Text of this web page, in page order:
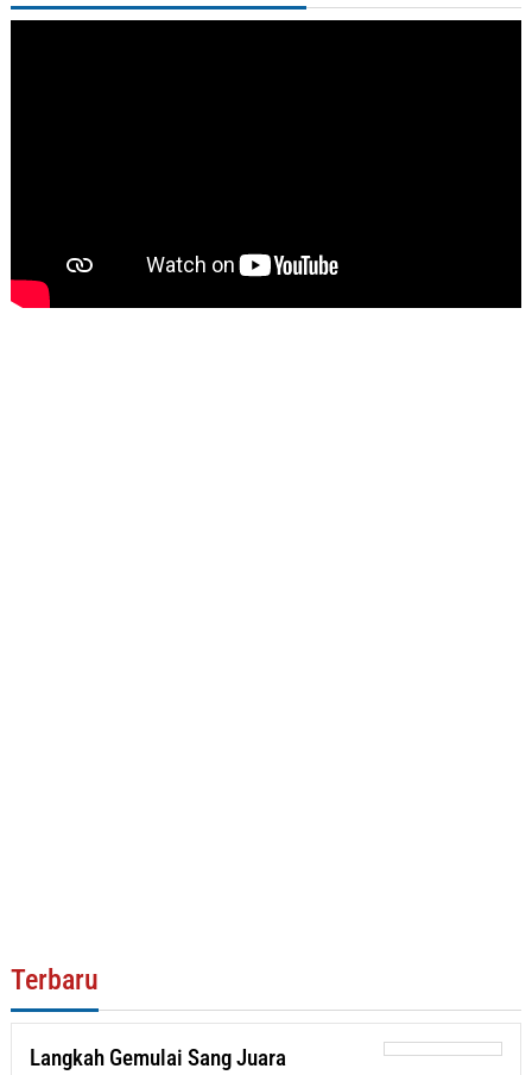
Terbaru
Langkah Gemulai Sang Juara